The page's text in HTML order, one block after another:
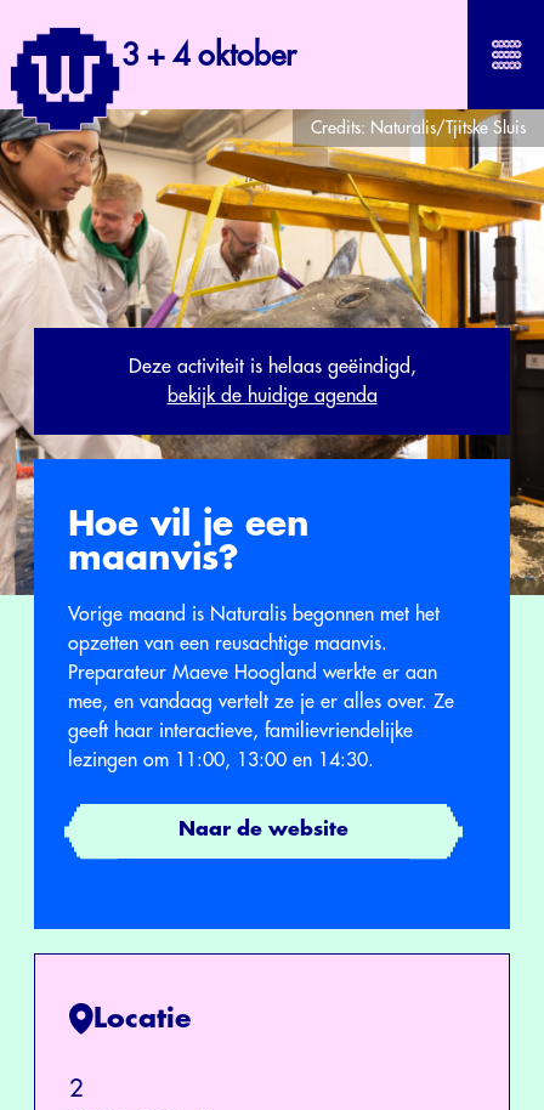
3 + 4 oktober
Credits: Naturalis/Tjitske Sluis
Deze activiteit is helaas geëindigd,
bekijk de huidige agenda
Hoe vil je een
maanvis?
Vorige maand is Naturalis begonnen met het
opzetten van een reusachtige maanvis.
Preparateur Maeve Hoogland werkte er aan
mee, en vandaag vertelt ze je er alles over. Ze
geeft haar interactieve, familievriendelijke
lezingen om 11:00, 13:00 en 14:30.
Naar de website
Locatie
2